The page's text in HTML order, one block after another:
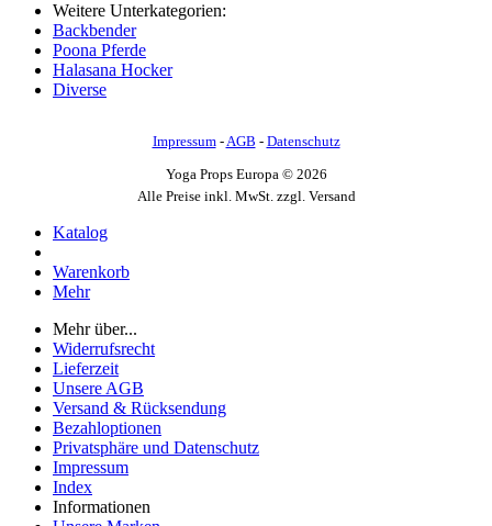
Weitere Unterkategorien:
Backbender
Poona Pferde
Halasana Hocker
Diverse
Impressum-AGB - Datenschutz
Yoga Props Europa © 2026
Alle Preise inkl. MwSt. zzgl. Versand
Katalog
Warenkorb
Mehr
Mehr über...
Widerrufsrecht
Lieferzeit
Unsere AGB
Versand & Rücksendung
Bezahloptionen
Privatsphäre und Datenschutz
Impressum
Index
Informationen